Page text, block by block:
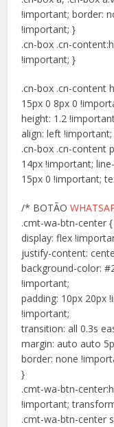
!important; border:
!important; }
.cn-box .cn-
!important; }
.cn-box .cn-content
15px 0 8px 0
height: 1.2
align: left
.cn-box .cn-content
14px !important;
15px 0 !important;
/* BOTÃO
.cmt-wa-btn-center {
display: flex
justify-content:
background-color:
!important;
padding: 10px 20px
!important;
transition: all 0.3s
margin: auto auto
border: none
}
.cmt-wa-btn-
!important;
.cmt-wa-btn-center